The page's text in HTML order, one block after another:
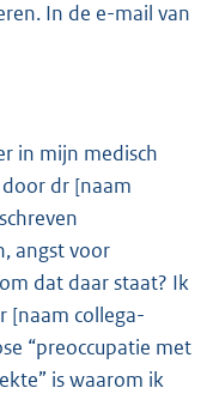
In de e-mail van
in mijn medisch
dr [naam
angst voor
dat daar staat? Ik
[naam collega-
“preoccupatie met
is waarom ik